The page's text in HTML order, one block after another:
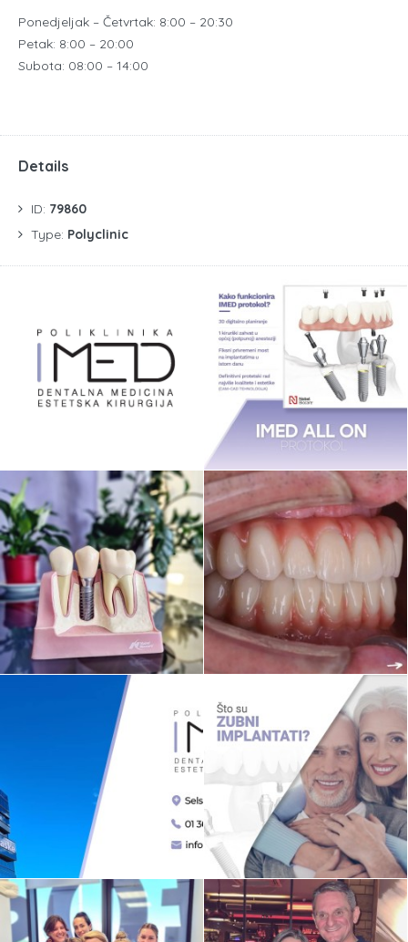
Ponedjeljak – Četvrtak: 8:00 – 20:30
Petak: 8:00 – 20:00
Subota: 08:00 – 14:00
Details
ID: 79860
Type: Polyclinic